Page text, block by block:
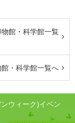
館・科学館一覧
・科学館一覧へ
ウィーク)イベン